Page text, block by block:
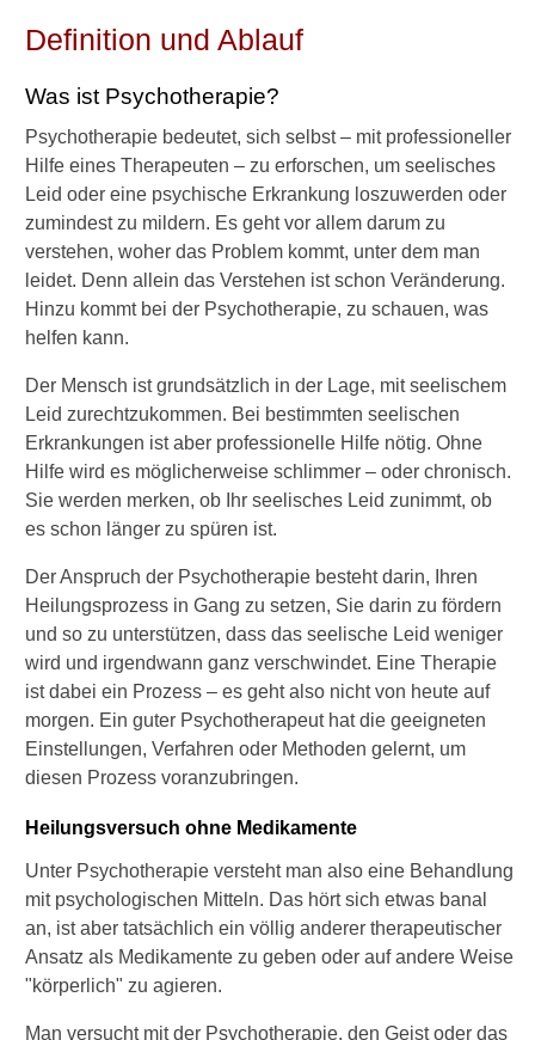
Definition und Ablauf
Was ist Psychotherapie?
Psychotherapie bedeutet, sich selbst – mit professioneller
Hilfe eines Therapeuten – zu erforschen, um seelisches
Leid oder eine psychische Erkrankung loszuwerden oder
zumindest zu mildern. Es geht vor allem darum zu
verstehen, woher das Problem kommt, unter dem man
leidet. Denn allein das Verstehen ist schon Veränderung.
Hinzu kommt bei der Psychotherapie, zu schauen, was
helfen kann.
Der Mensch ist grundsätzlich in der Lage, mit seelischem
Leid zurechtzukommen. Bei bestimmten seelischen
Erkrankungen ist aber professionelle Hilfe nötig. Ohne
Hilfe wird es möglicherweise schlimmer – oder chronisch.
Sie werden merken, ob Ihr seelisches Leid zunimmt, ob
es schon länger zu spüren ist.
Der Anspruch der Psychotherapie besteht darin, Ihren
Heilungsprozess in Gang zu setzen, Sie darin zu fördern
und so zu unterstützen, dass das seelische Leid weniger
wird und irgendwann ganz verschwindet. Eine Therapie
ist dabei ein Prozess – es geht also nicht von heute auf
morgen. Ein guter Psychotherapeut hat die geeigneten
Einstellungen, Verfahren oder Methoden gelernt, um
diesen Prozess voranzubringen.
Heilungsversuch ohne Medikamente
Unter Psychotherapie versteht man also eine Behandlung
mit psychologischen Mitteln. Das hört sich etwas banal
an, ist aber tatsächlich ein völlig anderer therapeutischer
Ansatz als Medikamente zu geben oder auf andere Weise
"körperlich" zu agieren.
Man versucht mit der Psychotherapie, den Geist oder das
Therapie
Kostenübernahme
Sozialpsychiatrischer Dienst
Verwandte Beiträge
W
o
a
f
m
u
s
s
c
b
e
i
d
e
A
u
s
a
l
e
i
e
s